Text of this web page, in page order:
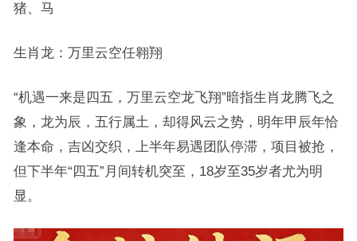
猪、马
生肖龙：万里云空任翱翔
“机遇一来是四五，万里云空龙飞翔”暗指生肖龙腾飞之
象，龙为辰，五行属土，却得风云之势，明年甲辰年恰
逢本命，吉凶交织，上半年易遇团队停滞，项目被抢，
但下半年“四五”月间转机突至，18岁至35岁者尤为明
显。